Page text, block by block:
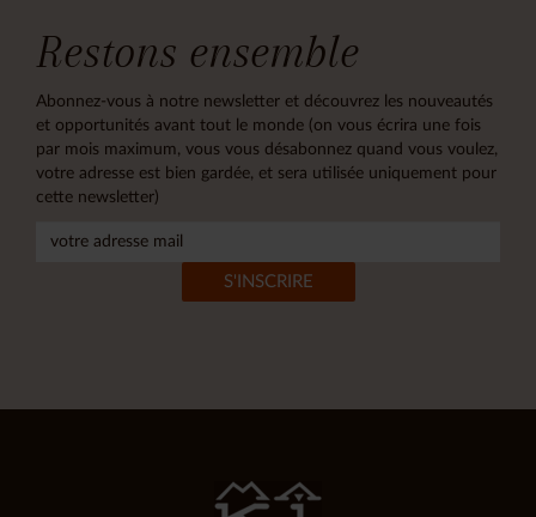
Restons ensemble
Abonnez-vous à notre newsletter et découvrez les nouveautés
et opportunités avant tout le monde (on vous écrira une fois
par mois maximum, vous vous désabonnez quand vous voulez,
votre adresse est bien gardée, et sera utilisée uniquement pour
cette newsletter)